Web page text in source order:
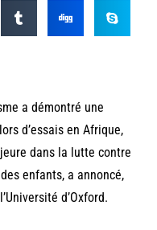
a démontré une
d’essais en Afrique,
dans la lutte contre
enfants, a annoncé,
d’Oxford.